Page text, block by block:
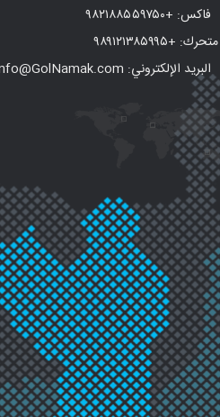
فاكس: +۹۸۲۱۸۸۵۵۹۷۵۰
متحرك: +۹۸۹۱۲۱۳۸۵۹۹۵
البريد الإلكتروني: Info@GolNamak.com